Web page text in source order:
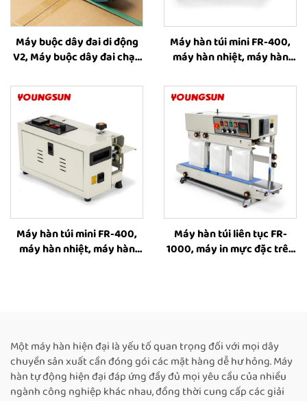
Máy buộc dây đai di động
V2, Máy buộc dây đai chạy
đai nhựa, Thiết bị buộc và
quấn dây đai
Máy hàn túi mini FR-400,
máy hàn nhiệt, máy hàn
dành cho bao bì thực phẩm
Máy hàn túi mini FR-400,
máy hàn nhiệt, máy hàn
Máy hàn túi liên tục FR-
1000, máy in mực đặc trên
Một máy hàn hiện đại là yếu tố quan trọng đối với mọi dây
chuyền sản xuất cần đóng gói các mặt hàng dễ hư hỏng. Máy
hàn tự động hiện đại đáp ứng đầy đủ mọi yêu cầu của nhiều
ngành công nghiệp khác nhau, đồng thời cung cấp các giải